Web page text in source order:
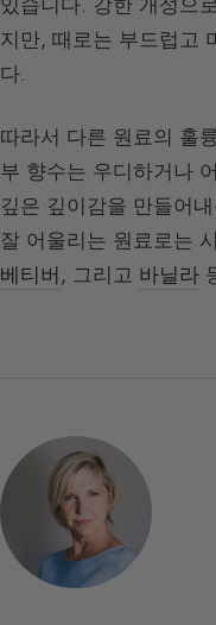
지만, 때로는 부드럽고
다.
따라서 다른 원료의 훌
부 향수는 우디하거나
깊은 깊이감을 만들어
잘 어울리는 원료로는
베티버, 그리고 바닐라